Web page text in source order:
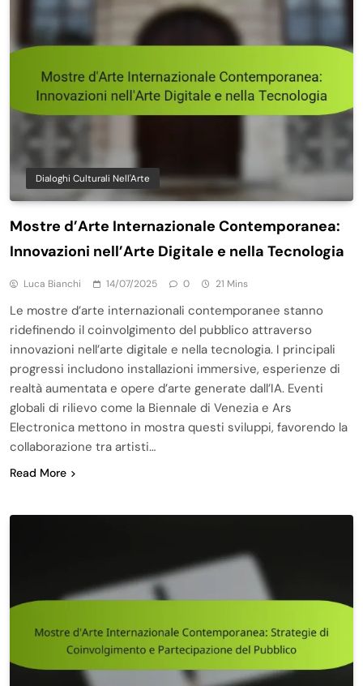
Dialoghi Culturali Nell'Arte
Mostre d’Arte Internazionale Contemporanea:
Innovazioni nell’Arte Digitale e nella Tecnologia
Luca Bianchi 14/07/2025 0 21 Mins
Le mostre d’arte internazionali contemporanee stanno
ridefinendo il coinvolgimento del pubblico attraverso
innovazioni nell’arte digitale e nella tecnologia. I principali
progressi includono installazioni immersive, esperienze di
realtà aumentata e opere d’arte generate dall’IA. Eventi
globali di rilievo come la Biennale di Venezia e Ars
Electronica mettono in mostra questi sviluppi, favorendo la
collaborazione tra artisti…
Read More